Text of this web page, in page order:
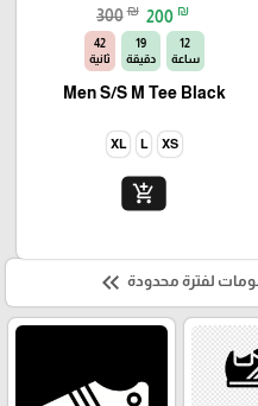
300 ₪ 200 ₪
12
ساعة
19
دقيقة
40
ثانية
Men S/S M Tee Black
XS
L
XL
add_shopping_cart
لفترة محدودة keyboard_double_arrow_left